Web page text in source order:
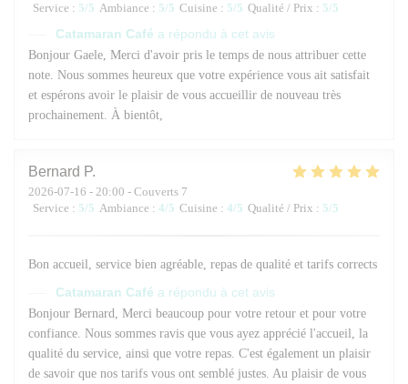
Service : 5/5 Ambiance : 5/5 Cuisine : 5/5 Qualité / Prix : 5/5
Catamaran Café a répondu à cet avis
Bonjour Gaele, Merci d'avoir pris le temps de nous attribuer cette
note. Nous sommes heureux que votre expérience vous ait satisfait
et espérons avoir le plaisir de vous accueillir de nouveau très
prochainement. À bientôt,
Bernard P
2026-07-16 - 20:00 - Couverts 7
Service : 5/5 Ambiance : 4/5 Cuisine : 4/5 Qualité / Prix : 5/5
Bon accueil, service bien agréable, repas de qualité et tarifs corrects
Catamaran Café a répondu à cet avis
Bonjour Bernard, Merci beaucoup pour votre retour et pour votre
confiance. Nous sommes ravis que vous ayez apprécié l'accueil, la
qualité du service, ainsi que votre repas. C'est également un plaisir
de savoir que nos tarifs vous ont semblé justes. Au plaisir de vous